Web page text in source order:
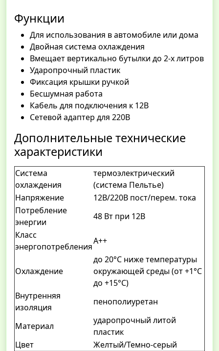
Функции
Для использования в автомобиле или дома
Двойная система охлаждения
Вмещает вертикально бутылки до 2-х литров
Ударопрочный пластик
Фиксация крышки ручкой
Бесшумная работа
Кабель для подключения к 12В
Сетевой адаптер для 220В
Дополнительные технические
характеристики
Система
охлаждения
термоэлектрический
(система Пельтье)
Напряжение
12В/220В пост/перем. тока
Потребление
энергии
48 Вт при 12В
Класс
энергопотребления
А++
Охлаждение
до 20°С ниже температуры
окружающей среды (от +1°С
до +15°С)
Внутренняя
изоляция
пенополиуретан
Материал
ударопрочный литой
пластик
Цвет
Желтый/Темно-серый